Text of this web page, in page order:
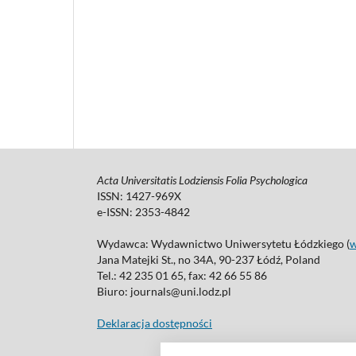
Acta Universitatis Lodziensis Folia Psychologica
ISSN: 1427-969X
e-ISSN: 2353-4842
Wydawca: Wydawnictwo Uniwersytetu Łódzkiego (
Jana Matejki St., no 34A, 90-237 Łódź, Poland
Tel.: 42 235 01 65, fax: 42 66 55 86
Biuro: journals@uni.lodz.pl
Deklaracja dostępności